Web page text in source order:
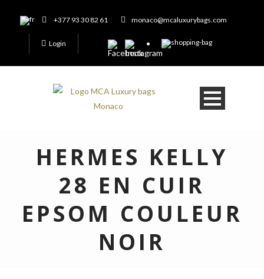
+377 93 30 82 61 monaco@mcaluxurybags.com
Login
HERMES KELLY
28 EN CUIR
EPSOM COULEUR
NOIR